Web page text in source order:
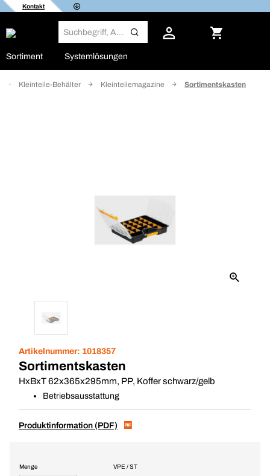
Kontakt
Sortiment Systemlösungen
Kleinteile-Behälter Kleinteilemagazine Sortimentskasten
Artikelnummer: 1018357
Sortimentskasten
HxBxT 62x365x295mm, PP, Koffer schwarz/gelb
Betriebsausstattung
Produktinformation (PDF)
VPE / ST
Menge